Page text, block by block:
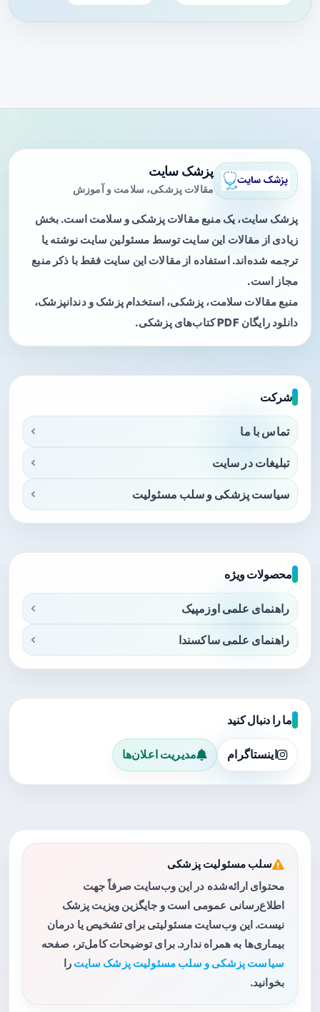
پزشک سایت
مقالات پزشکی، سلامت و آموزش
پزشک سایت، یک منبع مقالات پزشکی و سلامت است. بخش
زیادی از مقالات این سایت توسط مسئولین سایت نوشته یا
ترجمه شده‌اند. استفاده از مقالات این سایت فقط با ذکر منبع
مجاز است.
منبع مقالات سلامت، پزشکی، استخدام پزشک و دندانپزشک،
دانلود رایگان PDF کتاب‌های پزشکی.
شرکت
تماس با ما
تبلیغات در سایت
سیاست پزشکی و سلب مسئولیت
محصولات ویژه
راهنمای علمی اوزمپیک
راهنمای علمی ساکسندا
ما را دنبال کنید
اینستاگرام مدیریت اعلان‌ها
سلب مسئولیت پزشکی
محتوای ارائه‌شده در این وب‌سایت صرفاً جهت
اطلاع‌رسانی عمومی است و جایگزین ویزیت پزشک
نیست. این وب‌سایت مسئولیتی برای تشخیص یا درمان
بیماری‌ها به همراه ندارد. برای توضیحات کامل‌تر، صفحه
سیاست پزشکی و سلب مسئولیت پزشک سایت را
بخوانید.